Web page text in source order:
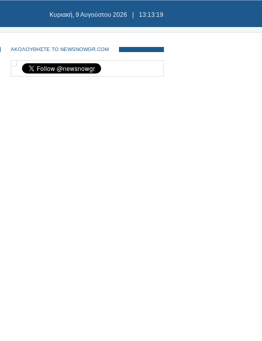
Κυριακή, 9 Αυγούστου 2026 13:13:20
ΑΚΟΛΟΥΘΗΣΤΕ ΤΟ NEWSNOWGR.COM